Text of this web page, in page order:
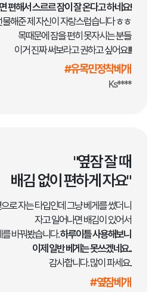
편해서 스르르 잠이 잘 온다고 하네요!
물해준 제 자신이 자랑스럽습니다 ㅎㅎ
목때문에 잠을 편히 못자시는 분들
이거 진짜 써보라고 권하고 싶어요!!!
#유목민정착베개
Ks****
"옆잠 잘 때
배김 없이 편하게 자요"
로 자는 타입인데 그냥 베게를 썼더니
자고 일어나면 배김이 있어서
를 바꿔봤습니다.하루이틀 사용해보니
이제 일반 베게는 못쓰겠네요..
감사합니다. 많이 파세요.
#옆잠베개